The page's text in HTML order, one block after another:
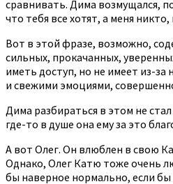
сравнивать. Дима возмущался,
что тебя все хотят, а меня никто,
Вот в этой фразе, возможно,
сильных, прокачанных,
иметь доступ, но не имеет из-
и свежими эмоциями,
Дима разбираться в этом не
где-то в душе она ему за это
А вот Олег. Он влюблен в свою
Однако, Олег Катю тоже очень
бы наверное нормально, если бы